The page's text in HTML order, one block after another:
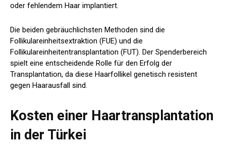
oder fehlendem Haar implantiert.
Die beiden gebräuchlichsten Methoden sind die
Follikulareinheitsextraktion (FUE) und die
Follikulareinheitentransplantation (FUT). Der Spenderbereich
spielt eine entscheidende Rolle für den Erfolg der
Transplantation, da diese Haarfollikel genetisch resistent
gegen Haarausfall sind.
Kosten einer Haartransplantation
in der Türkei